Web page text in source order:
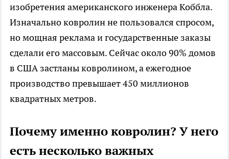
изобретения американского инженера Коббла.
Изначально ковролин не пользовался спросом,
но мощная реклама и государственные заказы
сделали его массовым. Сейчас около 90% домов
в США застланы ковролином, а ежегодное
производство превышает 450 миллионов
квадратных метров.
Почему именно ковролин? У него
есть несколько важных